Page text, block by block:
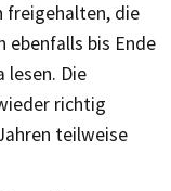
freigehalten, die
ebenfalls bis Ende
lesen. Die
richtig
teilweise